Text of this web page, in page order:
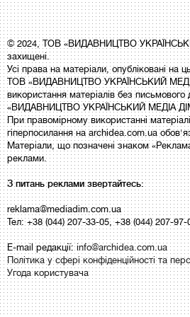
© 2024, ТОВ «ВИДАВНИЦТВО
захищені.
Усі права на матеріали, опубліковані на
ТОВ «ВИДАВНИЦТВО УКРАЇНСЬКИЙ
використання матеріалів без
«ВИДАВНИЦТВО УКРАЇНСЬКИЙ МЕДІА
При правомірному використанні
гіперпосилання на archidea.com.ua
Матеріали, що позначені знаком
реклами.
З питань реклами звертайтесь:
reklama@mediadim.com.ua
Тел: +38 (044) 207-33-05, +38 (044) 207-
E-mail редакції:info@archidea.com.ua
Політика у сфері конфіденційності та
Угода користувача